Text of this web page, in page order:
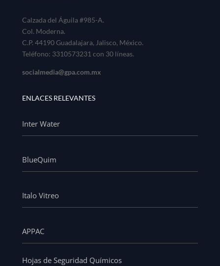
Calzada del Águila #985-A.
Col. Moderna.
C.P. 44190 Guadalajara, Jalisco, México.
Teléfono: 3310573231 con 30 líneas.
socialmedia@gpa.com.mx
ENLACES RELEVANTES
Inter Water
BlueQuim
Italo Vitreo
APPAC
Hojas de Seguridad Químicos